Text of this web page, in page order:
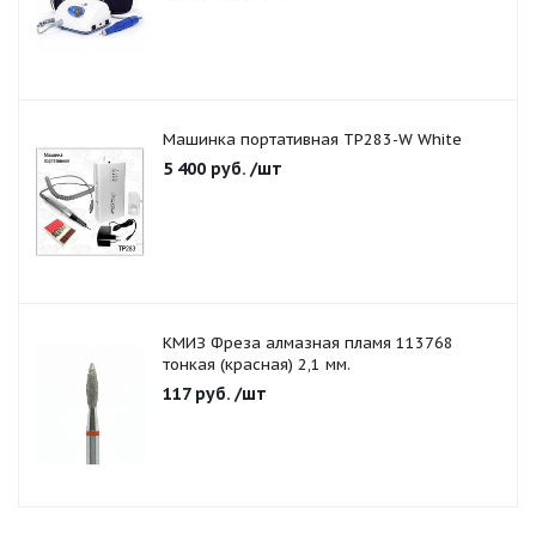
Машинка портативная TP283-W White
5 400 руб. /шт
КМИЗ Фреза алмазная пламя 113768
тонкая (красная) 2,1 мм.
117руб. /шт